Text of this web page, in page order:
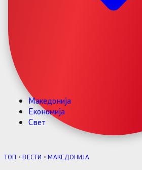
Македонија
Економија
Свет
TОП •ВЕСТИ •МАКЕДОНИЈА